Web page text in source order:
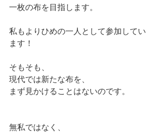
一枚の布を目指します。
私もよりひめの一人として参加してい
ます！
そもそも、
現代では新たな布を、
まず見かけることはないのです。
無私ではなく、